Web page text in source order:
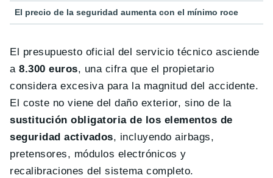
El precio de la seguridad aumenta con el mínimo roce
El presupuesto oficial del servicio técnico asciende
a8.300 euros, una cifra que el propietario
considera excesiva para la magnitud del accidente.
El coste no viene del daño exterior, sino de la
sustitución obligatoria de los elementos de
seguridad activados, incluyendo airbags,
pretensores, módulos electrónicos y
recalibraciones del sistema completo.